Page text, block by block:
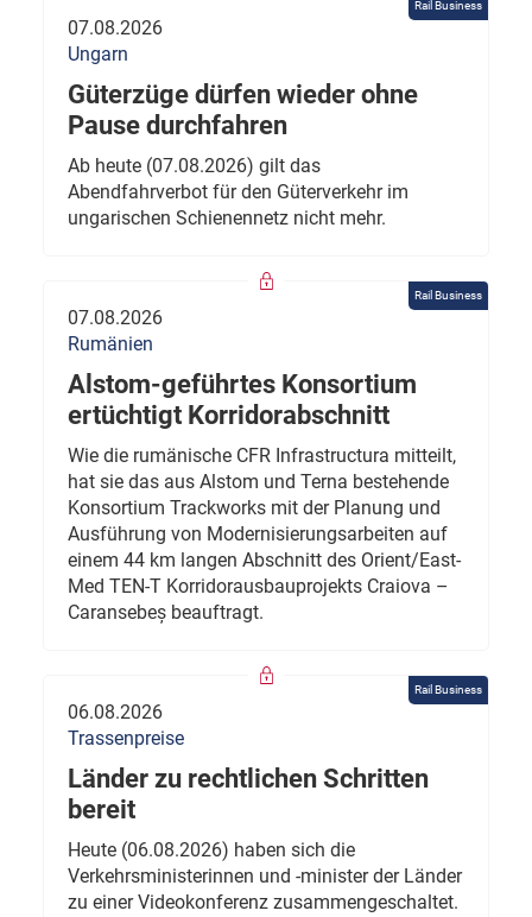
Rail Business
07.08.2026
Ungarn
Güterzüge dürfen wieder ohne
Pause durchfahren
Ab heute (07.08.2026) gilt das
Abendfahrverbot für den Güterverkehr im
ungarischen Schienennetz nicht mehr.
Rail Business
07.08.2026
Rumänien
Alstom-geführtes Konsortium
ertüchtigt Korridorabschnitt
Wie die rumänische CFR Infrastructura mitteilt,
hat sie das aus Alstom und Terna bestehende
Konsortium Trackworks mit der Planung und
Ausführung von Modernisierungsarbeiten auf
einem 44 km langen Abschnitt des Orient/East-
Med TEN-T Korridorausbauprojekts Craiova –
Caransebeș beauftragt.
Rail Business
06.08.2026
Trassenpreise
Länder zu rechtlichen Schritten
bereit
Heute (06.08.2026) haben sich die
Verkehrsministerinnen und -minister der Länder
zu einer Videokonferenz zusammengeschaltet.